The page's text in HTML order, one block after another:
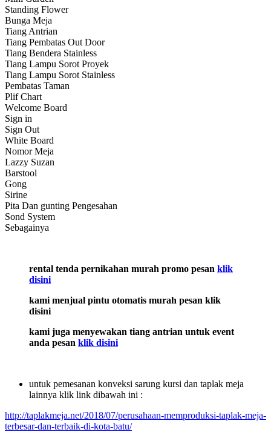
Standing Flower
Bunga Meja
Tiang Antrian
Tiang Pembatas Out Door
Tiang Bendera Stainless
Tiang Lampu Sorot Proyek
Tiang Lampu Sorot Stainless
Pembatas Taman
Plif Chart
Wеlсоmе Board
Sign іn
Sign Out
White Board
Nomor Meja
Lazzy Suzan
Barstool
Gong
Sirine
Pita Dan gunting Pengesahan
Sond System
Sebagainya
rental tenda pernikahan murah promo pesan klik
disini
kami menjual pintu otomatis murah pesan klik
disini
kami juga menyewakan tiang antrian untuk event
anda pesan klik disini
untuk pemesanan konveksi sarung kursi dan taplak meja
lainnya klik link dibawah ini :
http://taplakmeja.net/2018/07/perusahaan-memproduksi-taplak-meja-
terbesar-dan-terbaik-di-kota-batu/